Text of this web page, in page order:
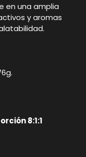
en una amplia
y aromas
8:1:1